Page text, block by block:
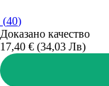
(40)
Доказано качество
17,40 € (34,03 Лв)